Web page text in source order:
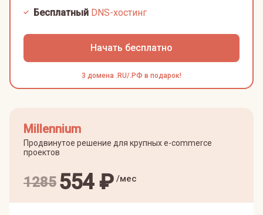
Бесплатный DNS-хостинг
Начать бесплатно
3 домена .RU/.РФ в подарок!
Millennium
Продвинутое решение для крупных e-commerce
проектов
1285 554₽ /мес